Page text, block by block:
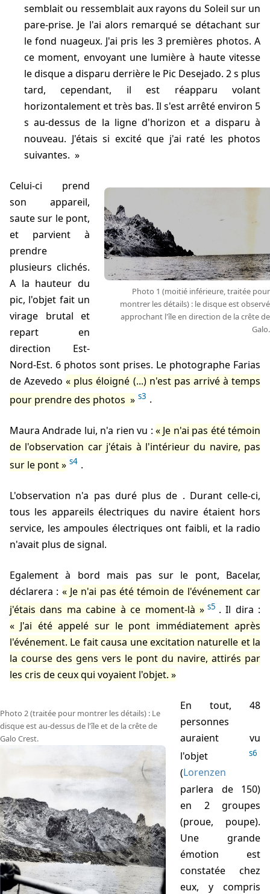
semblait ou ressemblait aux rayons du Soleil sur un
pare-prise. Je l'ai alors remarqué se détachant sur
le fond nuageux. J'ai pris les 3 premières photos. A
ce moment, envoyant une lumière à haute vitesse
le disque a disparu derrière le Pic Desejado. 2 s plus
tard, cependant, il est réapparu volant
horizontalement et très bas. Il s'est arrêté environ 5
s au-dessus de la ligne d'horizon et a disparu à
nouveau. J'étais si excité que j'ai raté les photos
suivantes.
Photo 1 (moitié inférieure, traitée pour
montrer les détails) : le disque est observé
approchant l'île en direction de la crête de
Galo.
Celui-ci prend
son appareil,
saute sur le pont,
et parvient à
prendre
plusieurs clichés.
A la hauteur du
pic, l'objet fait un
virage brutal et
repart en
direction Est-
Nord-Est. 6 photos sont prises. Le photographe Farias
de Azevedo
plus éloigné (...) n'est pas arrivé à temps
pour prendre des photos
s3 .
Maura Andrade lui, n'a rien vu :
Je n'ai pas été témoin
de l'observation car j'étais à l'intérieur du navire, pas
sur le pont
s4 .
L'observation n'a pas duré plus de . Durant celle-ci,
tous les appareils électriques du navire étaient hors
service, les ampoules électriques ont faibli, et la radio
n'avait plus de signal.
Egalement à bord mais pas sur le pont, Bacelar,
déclarera :
Je n'ai pas été témoin de l'événement car
j'étais dans ma cabine à ce moment-là
s5 . Il dira :
J'ai été appelé sur le pont immédiatement après
l'événement. Le fait causa une excitation naturelle et la
la course des gens vers le pont du navire, attirés par
les cris de ceux qui voyaient l'objet.
Photo 2 (traitée pour montrer les détails) : Le
disque est au-dessus de l'île et de la crête de
Galo Crest.
En tout, 48
personnes
auraient vu
l'objet
s6
(Lorenzen
parlera de 150)
en 2 groupes
(proue, poupe).
Une grande
émotion est
constatée chez
eux, y compris